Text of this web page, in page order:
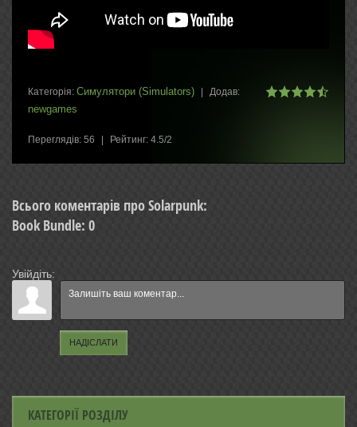
Категорія: Симулятори (Simulators) Додав:
newgames
Переглядів: 56 Рейтинг: 4.5/2
Всього коментарів про Solarpunk:
Book Bundle: 0
Увійдіть:
НАДІСЛАТИ
КАТЕГОРІЇ РОЗДІЛУ